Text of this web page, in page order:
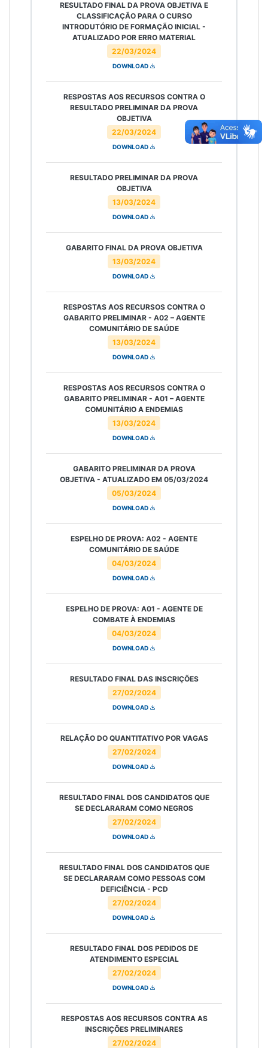
22/03/2024
RESULTADO FINAL DA PROVA OBJETIVA E
CLASSIFICAÇÃO PARA O CURSO
INTRODUTÓRIO DE FORMAÇÃO INICIAL -
ATUALIZADO POR ERRO MATERIAL
DOWNLOAD
22/03/2024
RESPOSTAS AOS RECURSOS CONTRA O
RESULTADO PRELIMINAR DA PROVA
OBJETIVA
DOWNLOAD
13/03/2024
RESULTADO PRELIMINAR DA PROVA
OBJETIVA
DOWNLOAD
13/03/2024
GABARITO FINAL DA PROVA OBJETIVA
DOWNLOAD
13/03/2024
RESPOSTAS AOS RECURSOS CONTRA O
GABARITO PRELIMINAR - A02 – AGENTE
COMUNITÁRIO DE SAÚDE
DOWNLOAD
13/03/2024
RESPOSTAS AOS RECURSOS CONTRA O
GABARITO PRELIMINAR - A01 – AGENTE
COMUNITÁRIO A ENDEMIAS
DOWNLOAD
05/03/2024
GABARITO PRELIMINAR DA PROVA
OBJETIVA - ATUALIZADO EM 05/03/2024
DOWNLOAD
04/03/2024
ESPELHO DE PROVA: A02 - AGENTE
COMUNITÁRIO DE SAÚDE
DOWNLOAD
04/03/2024
ESPELHO DE PROVA: A01 - AGENTE DE
COMBATE À ENDEMIAS
DOWNLOAD
27/02/2024
RESULTADO FINAL DAS INSCRIÇÕES
DOWNLOAD
27/02/2024
RELAÇÃO DO QUANTITATIVO POR VAGAS
DOWNLOAD
27/02/2024
RESULTADO FINAL DOS CANDIDATOS QUE
SE DECLARARAM COMO NEGROS
DOWNLOAD
27/02/2024
RESULTADO FINAL DOS CANDIDATOS QUE
SE DECLARARAM COMO PESSOAS COM
DEFICIÊNCIA - PCD
DOWNLOAD
27/02/2024
RESULTADO FINAL DOS PEDIDOS DE
ATENDIMENTO ESPECIAL
DOWNLOAD
27/02/2024
RESPOSTAS AOS RECURSOS CONTRA AS
INSCRIÇÕES PRELIMINARES